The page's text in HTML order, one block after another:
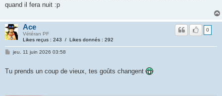
quand il fera nuit :p
Ace
Vétéran PF
Likes reçus : 243 / Likes donnés : 292
0
jeu. 11 juin 2026 03:58
Tu prends un coup de vieux, tes goûts changent